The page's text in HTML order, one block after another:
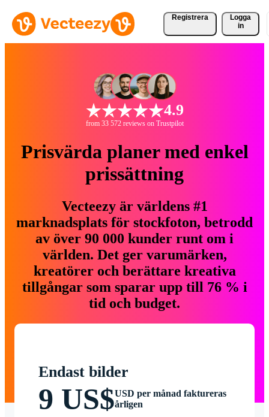
Registrera
Logga
in
4.9
from 33 572 reviews on Trustpilot
Prisvärda planer med enkel
prissättning
Vecteezy är världens #1
marknadsplats för stockfoton, betrodd
av över 90 000 kunder runt om i
världen. Det ger varumärken,
kreatörer och berättare kreativa
tillgångar som sparar upp till 76 % i
tid och budget.
Endast bilder
9 US$USD per månad faktureras
årligen